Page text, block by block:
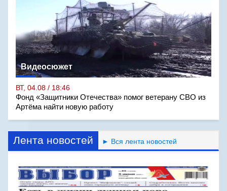
Видеосюжет
ВТ, 04.08 / 18:46
Фонд «Защитники Отечества» помог ветерану СВО из
Артёма найти новую работу
Лента новостей ► Вся лента новостей